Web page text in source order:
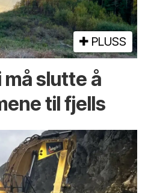
PLUSS
må slutte å
til fjells